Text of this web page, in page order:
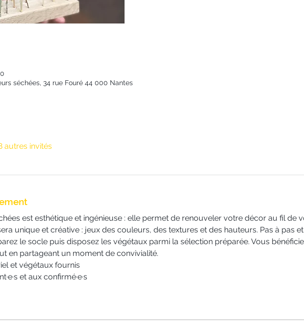
séchées, 34 rue Fouré 44 000 Nantes
autres invités
est esthétique et ingénieuse : elle permet de renouveler votre décor au fil de
unique et créative : jeux des couleurs, des textures et des hauteurs. Pas à pas
le socle puis disposez les végétaux parmi la sélection préparée. Vous
en partageant un moment de convivialité.
et végétaux fournis
et aux confirmé·e·s